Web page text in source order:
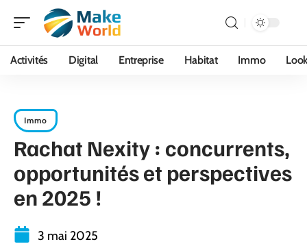
Activités Digital Entreprise Habitat Immo
Immo
Rachat Nexity : concurrents,
opportunités et perspectives
en 2025 !
3 mai 2025